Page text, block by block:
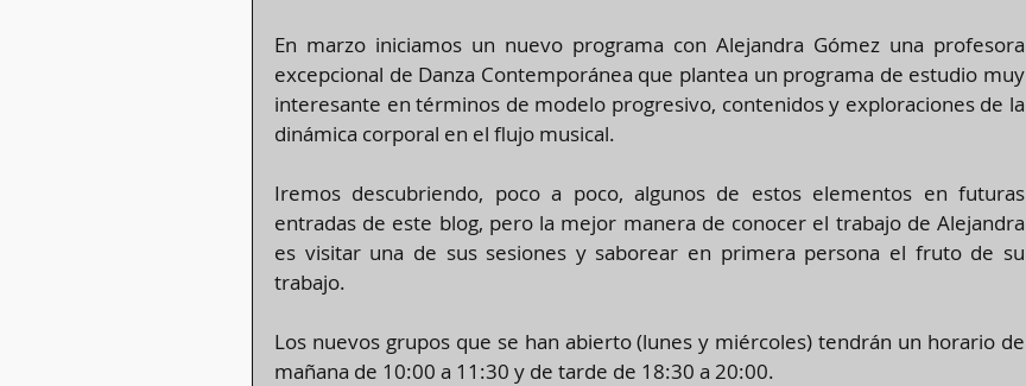
En marzo iniciamos un nuevo programa con Alejandra Gómez una profesora
excepcional de Danza Contemporánea que plantea un programa de estudio muy
interesante en términos de modelo progresivo, contenidos y exploraciones de la
dinámica corporal en el flujo musical.
Iremos descubriendo, poco a poco, algunos de estos elementos en futuras
entradas de este blog, pero la mejor manera de conocer el trabajo de Alejandra
es visitar una de sus sesiones y saborear en primera persona el fruto de su
trabajo.
Los nuevos grupos que se han abierto (lunes y miércoles) tendrán un horario de
mañana de 10:00 a 11:30 y de tarde de 18:30 a 20:00.